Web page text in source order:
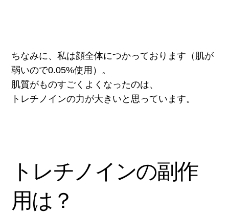
ちなみに、私は顔全体につかっております（肌が
弱いので0.05%使用）。
肌質がものすごくよくなったのは、
トレチノインの力が大きいと思っています。
トレチノインの副作
用は？